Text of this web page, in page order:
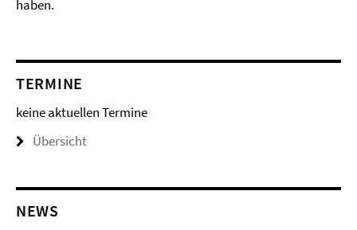
haben.
TERMINE
keine aktuellen Termine
Übersicht
NEWS